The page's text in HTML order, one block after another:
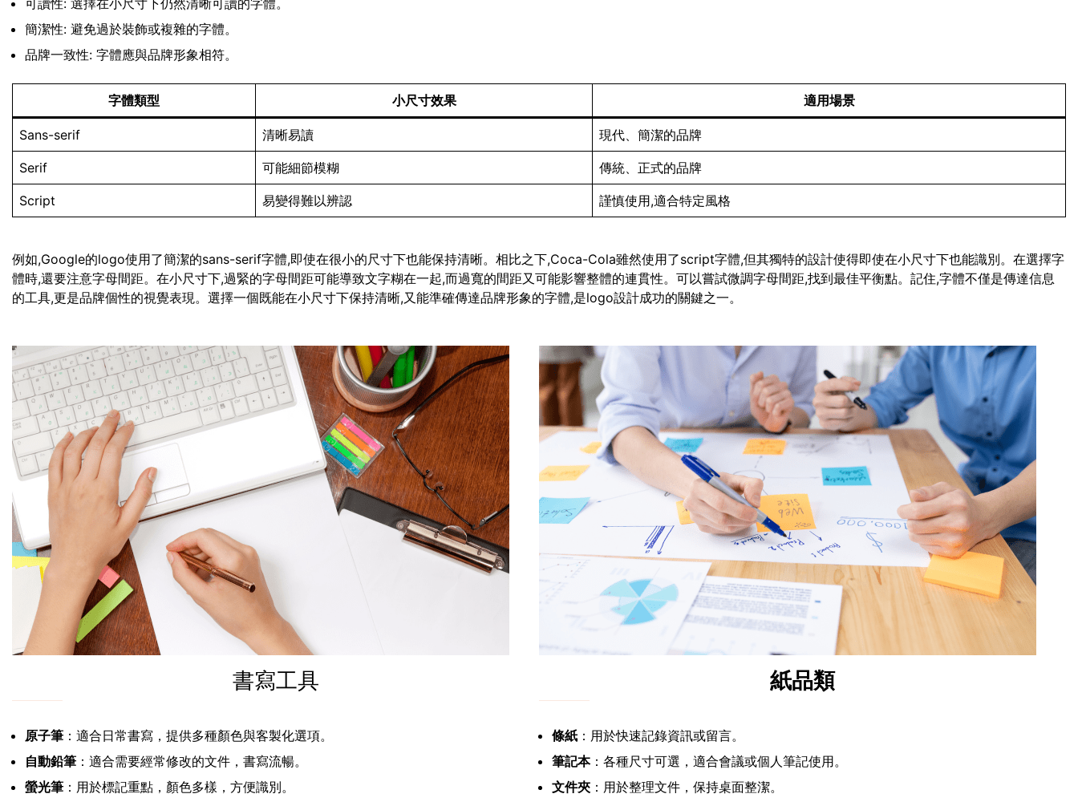
可讀性: 選擇在小尺寸下仍然清晰可讀的字體。
簡潔性: 避免過於裝飾或複雜的字體。
品牌一致性: 字體應與品牌形象相符。
字體類型 小尺寸效果 適用場景
Sans-serif 清晰易讀 現代、簡潔的品牌
Serif 可能細節模糊 傳統、正式的品牌
Script 易變得難以辨認 謹慎使用,適合特定風格
例如,Google的logo使用了簡潔的sans-serif字體,即使在很小的尺寸下也能保持清晰。相比之下,Coca-Cola雖然使用了script字體,但其獨特的設計使得即使在小尺寸下也能識別。在選擇字
體時,還要注意字母間距。在小尺寸下,過緊的字母間距可能導致文字糊在一起,而過寬的間距又可能影響整體的連貫性。可以嘗試微調字母間距,找到最佳平衡點。記住,字體不僅是傳達信息
的工具,更是品牌個性的視覺表現。選擇一個既能在小尺寸下保持清晰,又能準確傳達品牌形象的字體,是logo設計成功的關鍵之一。
書寫工具
原子筆 ：適合日常書寫，提供多種顏色與客製化選項。
自動鉛筆 ：適合需要經常修改的文件，書寫流暢。
螢光筆 ：用於標記重點，顏色多樣，方便識別。
紙品類
條紙 ：用於快速記錄資訊或留言。
筆記本：各種尺寸可選，適合會議或個人筆記使用。
文件夾 ：用於整理文件，保持桌面整潔。